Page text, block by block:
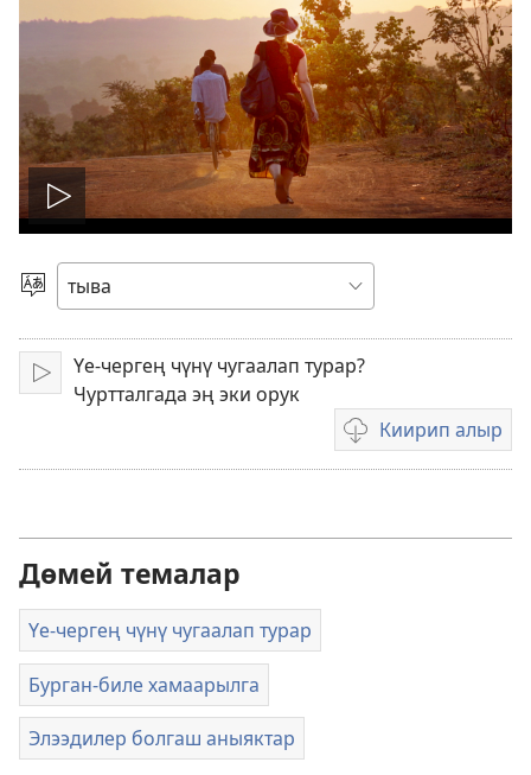
Play
video
Дылды
шилип
алыр
Ажылдадыптар
Үе-чергең чүнү чугаалап турар?
Чуртталгада эң эки орук
Киирип алыр
Видеобижиктерни
киирер
Дөмей темалар
Үе-чергең чүнү чугаалап турар
Бурган-биле хамаарылга
Элээдилер болгаш аныяктар